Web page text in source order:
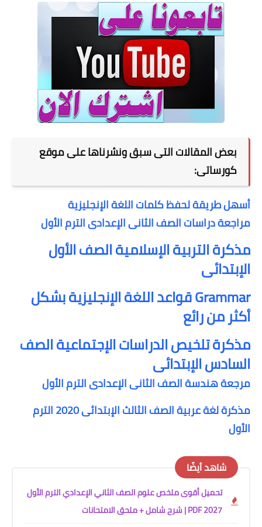
بعض المقالات التى سبق ونشرناها على موقع
كورساتى:
أسهل طريقة لحفظ كلمات اللغة الإنجليزية
مراجعة دراسات الصف الثانى الإعدادى الترم الأول
مذكرة التربية الإسلامية الصف الأول
الإبتدائى
Grammar قواعد اللغة الإنجليزية بشكل
أكثر من رائع
مذكرة تلخيص الدراسات الإجتماعية الصف
السادس الإبتدائى
مرجعة هندسة الصف الثانى الإعدادى الترم الأول
مذكرة لغة عربية الصف الثالث الإبتدائى 2020 الترم
الأول
شاهد أيضًا
تحميل أقوى ملخص علوم الصف الثاني الإعدادي الترم الأول
2027 PDF | شرح شامل + ملحق الامتحانات